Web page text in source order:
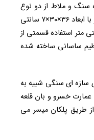
سنگ و ملاط از دو نوع
آجر با دو رنگ مختلف به رنگ نخودی و با ابعاد ۳۶×۳۰×۷ سانتی
قرمز به ابعاد ۳۶× ۳۰× ۷ سانتی متر استفاده قسمتی از
ساسانی ساخته شده
سازه ای سنگی شبیه به
عمارت خسرو و بان قلعه
طریق پلکان میسر می